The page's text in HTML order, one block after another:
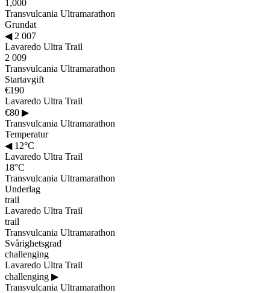
1,000
Transvulcania Ultramarathon
Grundat
◀2 007
Lavaredo Ultra Trail
2 009
Transvulcania Ultramarathon
Startavgift
€190
Lavaredo Ultra Trail
€80 ▶
Transvulcania Ultramarathon
Temperatur
◀12°C
Lavaredo Ultra Trail
18°C
Transvulcania Ultramarathon
Underlag
trail
Lavaredo Ultra Trail
trail
Transvulcania Ultramarathon
Svårighetsgrad
challenging
Lavaredo Ultra Trail
challenging ▶
Transvulcania Ultramarathon